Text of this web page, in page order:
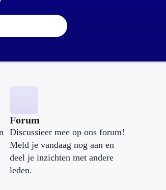
Forum
Discussieer mee op ons forum!
Meld je vandaag nog aan en
deel je inzichten met andere
leden.